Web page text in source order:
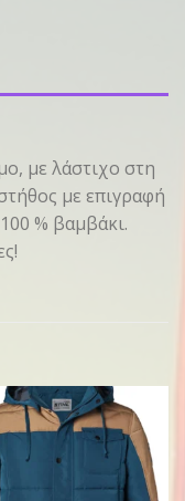
με λάστιχο στη
με επιγραφή
% βαμβάκι.